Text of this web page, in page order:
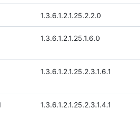
1.3.6.1.2.1.25.2.2.0
1.3.6.1.2.1.25.1.6.0
1.3.6.1.2.1.25.2.3.1.6.1
1.3.6.1.2.1.25.2.3.1.4.1